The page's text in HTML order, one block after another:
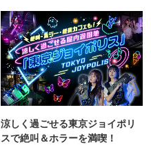
涼しく過ごせる東京ジョイポリ
スで絶叫＆ホラーを満喫！